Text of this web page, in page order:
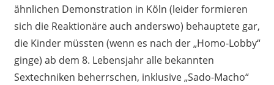
ähnlichen Demonstration in Köln (leider formieren
sich die Reaktionäre auch anderswo) behauptete gar,
die Kinder müssten (wenn es nach der „Homo-Lobby“
ginge) ab dem 8. Lebensjahr alle bekannten
Sextechniken beherrschen, inklusive „Sado-Macho“